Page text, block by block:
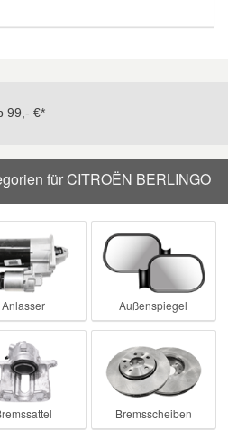
99,- €*
für CITROËN BERLINGO
Anlasser Außenspiegel
Bremsscheiben